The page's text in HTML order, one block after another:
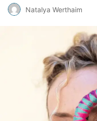
Natalya Werthaim